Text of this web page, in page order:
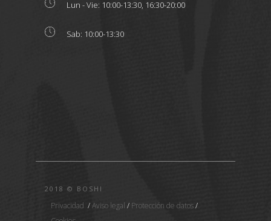
Lun - Vie: 10:00-13:30, 16:30-20:00
Sab: 10:00-13:30
2018 © BOSHI
Privacidad /Aviso legal / Protección de datos/